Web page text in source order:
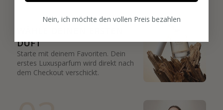
02
DUFT
Starte mit deinem Favoriten. Dein
erstes Luxusparfum wird direkt nach
dem Checkout verschickt.
Nein, ich möchte den vollen Preis bezahlen